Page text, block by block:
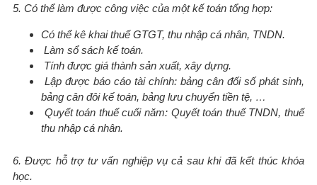
5. Có thể làm được công việc của một kế toán tổng hợp:
Có thể kê khai thuế GTGT, thu nhập cá nhân, TNDN.
Làm sổ sách kế toán.
Tính được giá thành sản xuất, xây dựng.
Lập được báo cáo tài chính: bảng cân đối số phát sinh,
bảng cân đôi kế toán, bảng lưu chuyển tiền tệ, …
Quyết toán thuế cuối năm: Quyết toán thuế TNDN, thuế
thu nhập cá nhân.
6. Được hỗ trợ tư vấn nghiệp vụ cả sau khi đã kết thúc khóa
học.